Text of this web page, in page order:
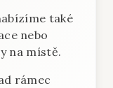
také
nebo
na místě.
rámec